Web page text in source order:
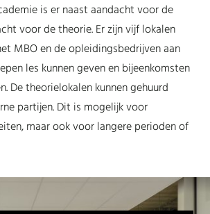
is er naast aandacht voor de
voor de theorie. Er zijn vijf lokalen
MBO en de opleidingsbedrijven aan
les kunnen geven en bijeenkomsten
De theorielokalen kunnen gehuurd
partijen. Dit is mogelijk voor
maar ook voor langere perioden of